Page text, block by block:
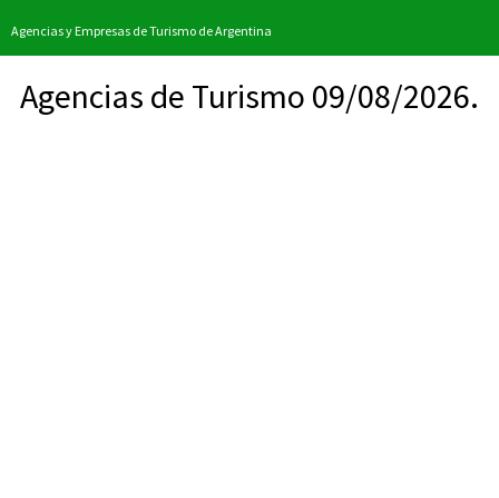
Agencias y Empresas de Turismo de Argentina
Agencias de Turismo 09/08/2026.